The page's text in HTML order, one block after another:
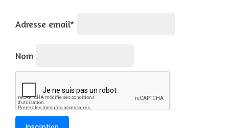
Adresse email*
Nom